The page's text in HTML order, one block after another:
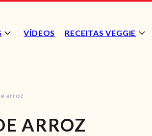
VÍDEOS RECEITAS VEGGIE
arroz
ARROZ